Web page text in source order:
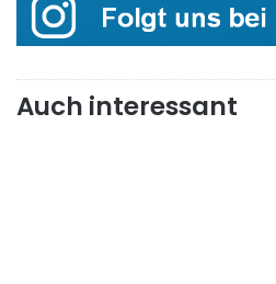
Auch interessant